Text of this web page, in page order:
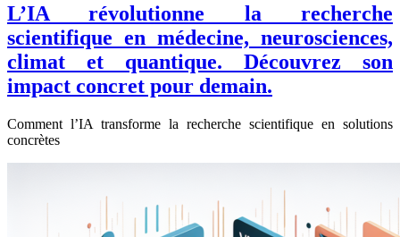
L’IA révolutionne la recherche
scientifique en médecine, neurosciences,
climat et quantique. Découvrez son
impact concret pour demain.
Comment l’IA transforme la recherche scientifique en solutions
concrètes